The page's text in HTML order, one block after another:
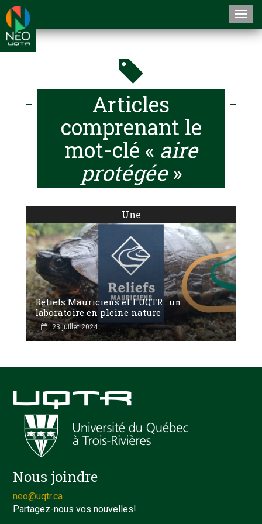
Articles
comprenant le
mot-clé « aire
protégée»
Une
Reliefs Mauriciens et l'UQTR : un
laboratoire en pleine nature
23 juillet 2024
Nous joindre
neo@uqtr.ca
Partagez-nous vos nouvelles!